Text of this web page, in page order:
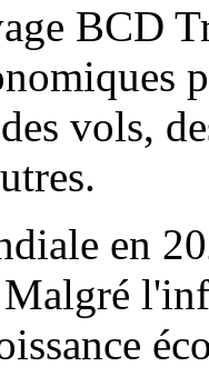
BCD
vols,
en